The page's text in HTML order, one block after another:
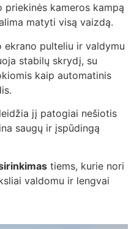
priekinės kameros kampą
matyti visą vaizdą.
ekrano pulteliu ir valdymu
stabilų skrydį, su
kaip automatinis
jį patogiai nešiotis
saugų ir įspūdingą
tiems, kurie nori
valdomu ir lengvai